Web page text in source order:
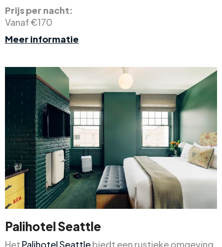
Prijs per nacht:
Vanaf €170
Meer informatie
Palihotel Seattle
Het Palihotel Seattlebiedt een rustieke omgeving